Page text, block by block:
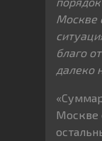
Москве
благо
далеко
Москве